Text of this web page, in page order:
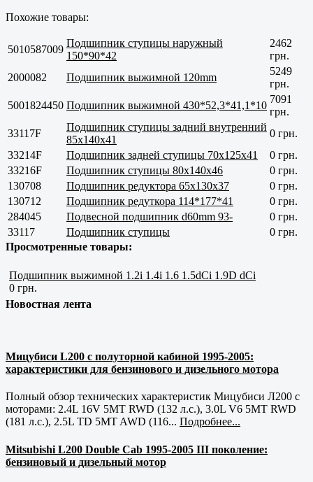
Похожие товары:
5010587009
Подшипник ступицы наружный
150*90*42
2462
грн.
2000082
Подшипник выжимной 120mm
5249
грн.
5001824450 Подшипник выжимной 430*52,3*41,1*10
7091
грн.
33117F
Подшипник ступицы задний внутренний
85x140x41
0 грн.
33214F
Подшипник задней ступицы 70х125х41
0 грн.
33216F
Подшипник ступицы 80x140x46
0 грн.
130708
Подшипник редуктора 65x130x37
0 грн.
130712
Подшипник редуткора 114*177*41
0 грн.
284045
Подвесной подшипник d60mm 93-
0 грн.
33117
Подшипник ступицы
0 грн.
Просмотренные товары:
Подшипник выжимной 1.2i 1.4i 1.6 1.5dCi 1.9D dCi
0 грн.
Новостная лента
Мицубиси L200 с полуторной кабиной 1995-2005:
характеристики для бензинового и дизельного мотора
Полный обзор технических характеристик Мицубиси Л200 с
моторами: 2.4L 16V 5MT RWD (132 л.с.), 3.0L V6 5MT RWD
(181 л.с.), 2.5L TD 5MT AWD (116... Подробнее...
Mitsubishi L200 Double Cab 1995-2005 III поколение:
бензиновый и дизельный мотор